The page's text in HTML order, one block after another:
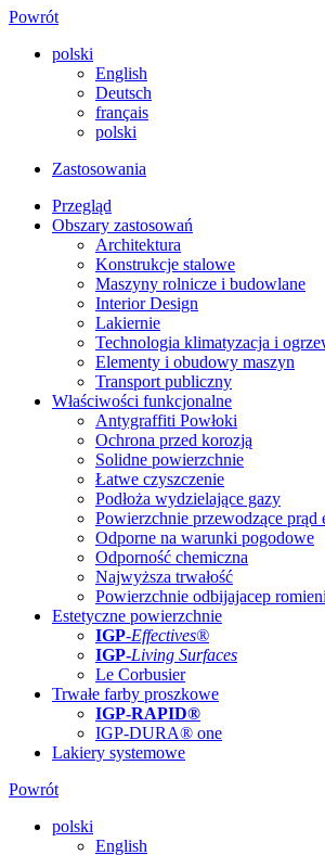
Powrót
polski
English
Deutsch
français
polski
Zastosowania
Przegląd
Obszary zastosowań
Architektura
Konstrukcje stalowe
Maszyny rolnicze i budowlane
Interior Design
Lakiernie
Technologia klimatyzacja i
Elementy i obudowy maszyn
Transport publiczny
Właściwości funkcjonalne
Antygraffiti Powłoki
Ochrona przed korozją
Solidne powierzchnie
Łatwe czyszczenie
Podłoża wydzielające gazy
Powierzchnie przewodzące prąd
Odporne na warunki pogodowe
Odporność chemiczna
Najwyższa trwałość
Powierzchnie odbijajacep
Estetyczne powierzchnie
IGP-Effectives®
IGP-Living Surfaces
Le Corbusier
Trwałe farby proszkowe
IGP-RAPID®
IGP-DURA® one
Lakiery systemowe
Powrót
polski
English